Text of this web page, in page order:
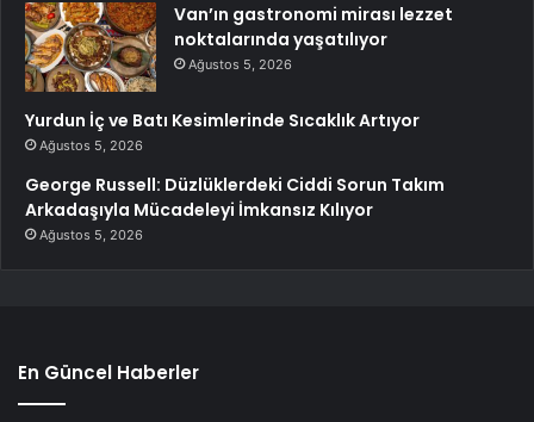
Van’ın gastronomi mirası lezzet
noktalarında yaşatılıyor
Ağustos 5, 2026
Yurdun İç ve Batı Kesimlerinde Sıcaklık Artıyor
Ağustos 5, 2026
George Russell: Düzlüklerdeki Ciddi Sorun Takım
Arkadaşıyla Mücadeleyi İmkansız Kılıyor
Ağustos 5, 2026
En Güncel Haberler